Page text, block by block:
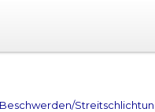
Beschwerden/